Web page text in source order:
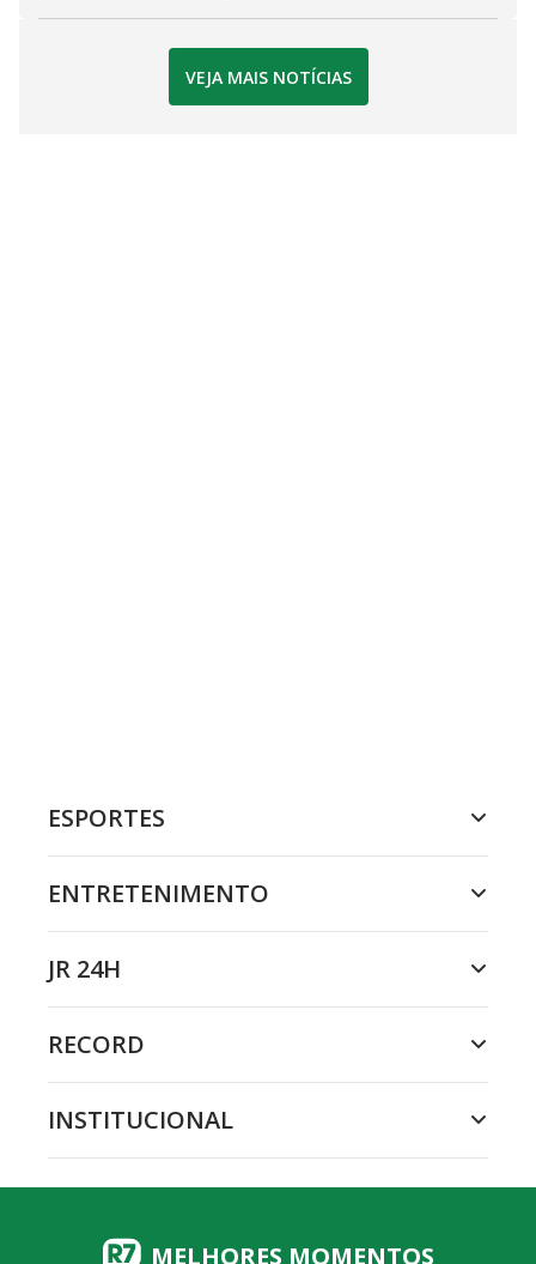
VEJA MAIS NOTÍCIAS
ESPORTES
ENTRETENIMENTO
JR 24H
RECORD
INSTITUCIONAL
MELHORES MOMENTOS